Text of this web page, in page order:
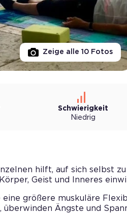
Zeige alle 10 Fotos
Schwierigkeit
Niedrig
hilft, auf sich selbst
Geist und Inneres
größere muskuläre
Ängste und